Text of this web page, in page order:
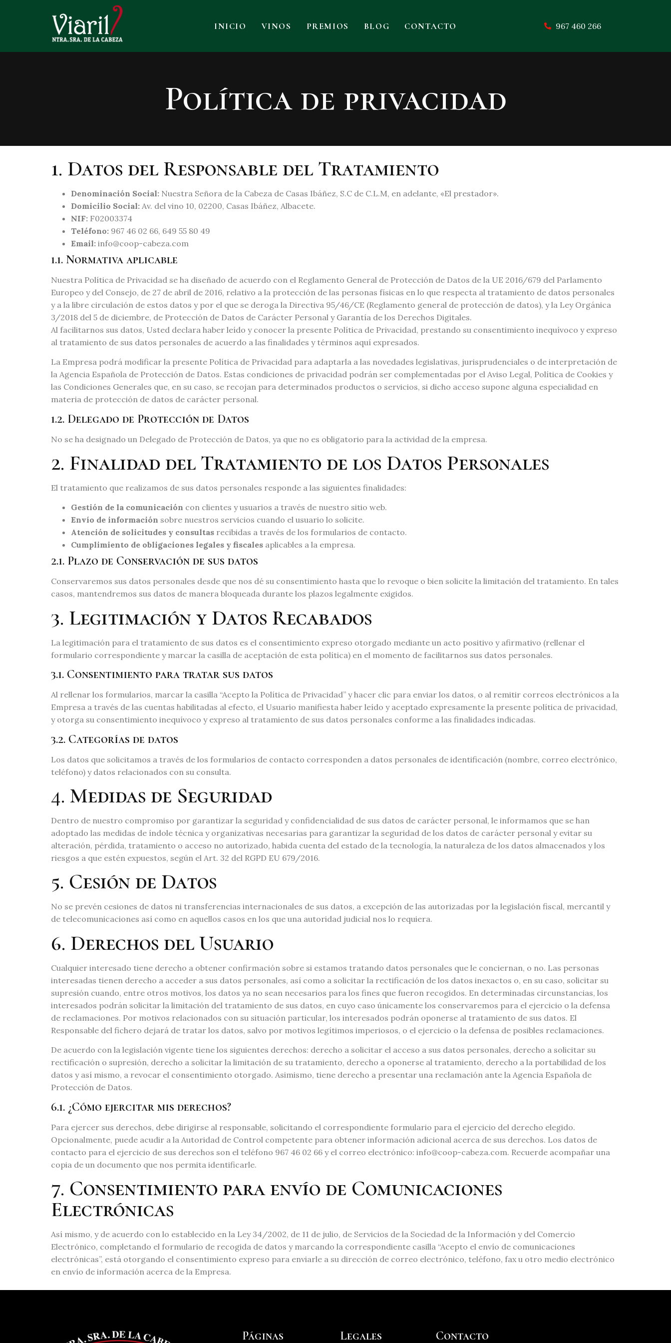
INICIO VINOS PREMIOS BLOG CONTACTO 967 460 266
Política de privacidad
1. Datos del Responsable del Tratamiento
Denominación Social: Nuestra Señora de la Cabeza de Casas Ibáñez, S.C de C.L.M, en adelante, «El prestador».
Domicilio Social: Av. del vino 10, 02200, Casas Ibáñez, Albacete.
NIF: F02003374
Teléfono: 967 46 02 66, 649 55 80 49
Email: info@coop-cabeza.com
1.1. Normativa aplicable
Nuestra Política de Privacidad se ha diseñado de acuerdo con el Reglamento General de Protección de Datos de la UE 2016/679 del Parlamento
Europeo y del Consejo, de 27 de abril de 2016, relativo a la protección de las personas físicas en lo que respecta al tratamiento de datos personales
y a la libre circulación de estos datos y por el que se deroga la Directiva 95/46/CE (Reglamento general de protección de datos), y la Ley Orgánica
3/2018 del 5 de diciembre, de Protección de Datos de Carácter Personal y Garantía de los Derechos Digitales.
Al facilitarnos sus datos, Usted declara haber leído y conocer la presente Política de Privacidad, prestando su consentimiento inequívoco y expreso
al tratamiento de sus datos personales de acuerdo a las finalidades y términos aquí expresados.
La Empresa podrá modificar la presente Política de Privacidad para adaptarla a las novedades legislativas, jurisprudenciales o de interpretación de
la Agencia Española de Protección de Datos. Estas condiciones de privacidad podrán ser complementadas por el Aviso Legal, Política de Cookies y
las Condiciones Generales que, en su caso, se recojan para determinados productos o servicios, si dicho acceso supone alguna especialidad en
materia de protección de datos de carácter personal.
1.2. Delegado de Protección de Datos
No se ha designado un Delegado de Protección de Datos, ya que no es obligatorio para la actividad de la empresa.
2. Finalidad del Tratamiento de los Datos Personales
El tratamiento que realizamos de sus datos personales responde a las siguientes finalidades:
Gestión de la comunicación con clientes y usuarios a través de nuestro sitio web.
Envío de información sobre nuestros servicios cuando el usuario lo solicite.
Atención de solicitudes y consultas recibidas a través de los formularios de contacto.
Cumplimiento de obligaciones legales y fiscales aplicables a la empresa.
2.1. Plazo de Conservación de sus datos
Conservaremos sus datos personales desde que nos dé su consentimiento hasta que lo revoque o bien solicite la limitación del tratamiento. En tales
casos, mantendremos sus datos de manera bloqueada durante los plazos legalmente exigidos.
3. Legitimación y Datos Recabados
La legitimación para el tratamiento de sus datos es el consentimiento expreso otorgado mediante un acto positivo y afirmativo (rellenar el
formulario correspondiente y marcar la casilla de aceptación de esta política) en el momento de facilitarnos sus datos personales.
3.1. Consentimiento para tratar sus datos
Al rellenar los formularios, marcar la casilla “Acepto la Política de Privacidad” y hacer clic para enviar los datos, o al remitir correos electrónicos a la
Empresa a través de las cuentas habilitadas al efecto, el Usuario manifiesta haber leído y aceptado expresamente la presente política de privacidad,
y otorga su consentimiento inequívoco y expreso al tratamiento de sus datos personales conforme a las finalidades indicadas.
3.2. Categorías de datos
Los datos que solicitamos a través de los formularios de contacto corresponden a datos personales de identificación (nombre, correo electrónico,
teléfono) y datos relacionados con su consulta.
4. Medidas de Seguridad
Dentro de nuestro compromiso por garantizar la seguridad y confidencialidad de sus datos de carácter personal, le informamos que se han
adoptado las medidas de índole técnica y organizativas necesarias para garantizar la seguridad de los datos de carácter personal y evitar su
alteración, pérdida, tratamiento o acceso no autorizado, habida cuenta del estado de la tecnología, la naturaleza de los datos almacenados y los
riesgos a que estén expuestos, según el Art. 32 del RGPD EU 679/2016.
5. Cesión de Datos
No se prevén cesiones de datos ni transferencias internacionales de sus datos, a excepción de las autorizadas por la legislación fiscal, mercantil y
de telecomunicaciones así como en aquellos casos en los que una autoridad judicial nos lo requiera.
6. Derechos del Usuario
Cualquier interesado tiene derecho a obtener confirmación sobre si estamos tratando datos personales que le conciernan, o no. Las personas
interesadas tienen derecho a acceder a sus datos personales, así como a solicitar la rectificación de los datos inexactos o, en su caso, solicitar su
supresión cuando, entre otros motivos, los datos ya no sean necesarios para los fines que fueron recogidos. En determinadas circunstancias, los
interesados podrán solicitar la limitación del tratamiento de sus datos, en cuyo caso únicamente los conservaremos para el ejercicio o la defensa
de reclamaciones. Por motivos relacionados con su situación particular, los interesados podrán oponerse al tratamiento de sus datos. El
Responsable del fichero dejará de tratar los datos, salvo por motivos legítimos imperiosos, o el ejercicio o la defensa de posibles reclamaciones.
De acuerdo con la legislación vigente tiene los siguientes derechos: derecho a solicitar el acceso a sus datos personales, derecho a solicitar su
rectificación o supresión, derecho a solicitar la limitación de su tratamiento, derecho a oponerse al tratamiento, derecho a la portabilidad de los
datos y así mismo, a revocar el consentimiento otorgado. Asimismo, tiene derecho a presentar una reclamación ante la Agencia Española de
Protección de Datos.
6.1. ¿Cómo ejercitar mis derechos?
Para ejercer sus derechos, debe dirigirse al responsable, solicitando el correspondiente formulario para el ejercicio del derecho elegido.
Opcionalmente, puede acudir a la Autoridad de Control competente para obtener información adicional acerca de sus derechos. Los datos de
contacto para el ejercicio de sus derechos son el teléfono 967 46 02 66 y el correo electrónico: info@coop-cabeza.com. Recuerde acompañar una
copia de un documento que nos permita identificarle.
7. Consentimiento para envío de Comunicaciones
Electrónicas
Así mismo, y de acuerdo con lo establecido en la Ley 34/2002, de 11 de julio, de Servicios de la Sociedad de la Información y del Comercio
Electrónico, completando el formulario de recogida de datos y marcando la correspondiente casilla “Acepto el envío de comunicaciones
electrónicas”, está otorgando el consentimiento expreso para enviarle a su dirección de correo electrónico, teléfono, fax u otro medio electrónico
en envío de información acerca de la Empresa.
Páginas Legales Contacto